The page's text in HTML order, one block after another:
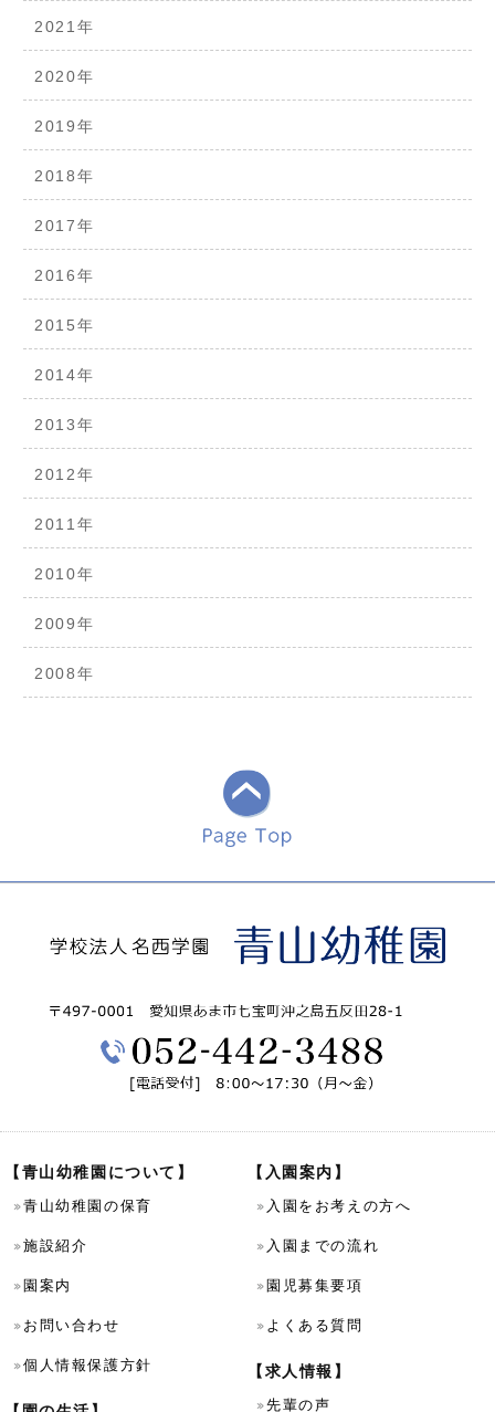
2021年
2020年
2019年
2018年
2017年
2016年
2015年
2014年
2013年
2012年
2011年
2010年
2009年
2008年
【青山幼稚園について】
青山幼稚園の保育
施設紹介
園案内
お問い合わせ
個人情報保護方針
【入園案内】
入園をお考えの方へ
入園までの流れ
園児募集要項
よくある質問
【求人情報】
先輩の声